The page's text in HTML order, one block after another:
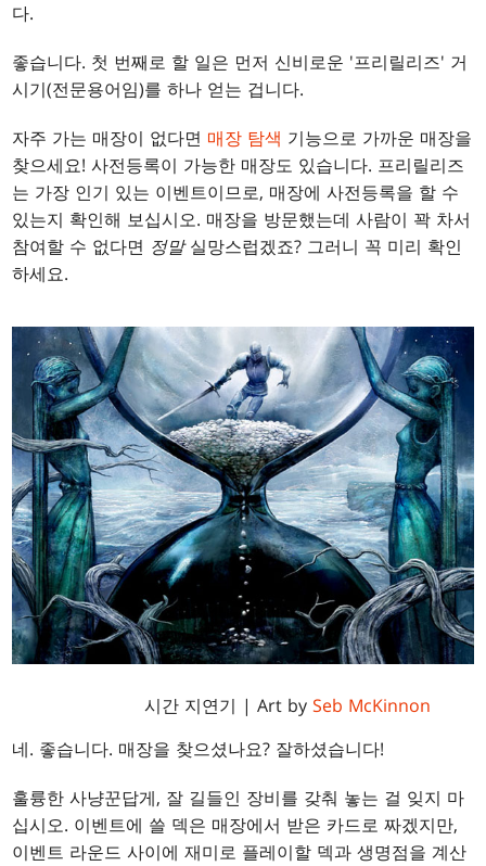
다.
좋습니다. 첫 번째로 할 일은 먼저 신비로운 '프리릴리즈' 거
시기(전문용어임)를 하나 얻는 겁니다.
자주 가는 매장이 없다면 매장 탐색 기능으로 가까운 매장을
찾으세요! 사전등록이 가능한 매장도 있습니다. 프리릴리즈
는 가장 인기 있는 이벤트이므로, 매장에 사전등록을 할 수
있는지 확인해 보십시오. 매장을 방문했는데 사람이 꽉 차서
참여할 수 없다면 정말실망스럽겠죠? 그러니 꼭 미리 확인
하세요.
시간 지연기 | Art by Seb McKinnon
네. 좋습니다. 매장을 찾으셨나요? 잘하셨습니다!
훌륭한 사냥꾼답게, 잘 길들인 장비를 갖춰 놓는 걸 잊지 마
십시오. 이벤트에 쓸 덱은 매장에서 받은 카드로 짜겠지만,
이벤트 라운드 사이에 재미로 플레이할 덱과 생명점을 계산